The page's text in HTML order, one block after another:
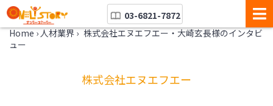
03-6821-7872
Home › 人材業界 › 株式会社エヌエフエー・大崎玄長様のインタビ
ュー
株式会社エヌエフエー